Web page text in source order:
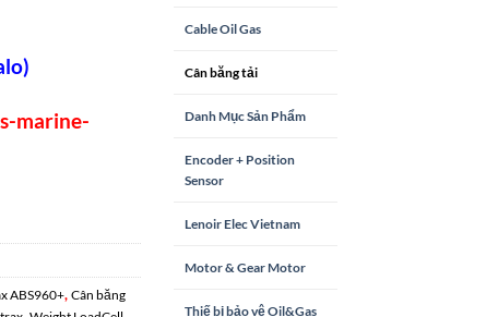
marine-
ABS960+, Cân băng
Cable Oil Gas
Cân băng tải
Danh Mục Sản Phẩm
Encoder + Position
Sensor
Lenoir Elec Vietnam
Motor & Gear Motor
Thiế bị bảo vệ Oil&Gas